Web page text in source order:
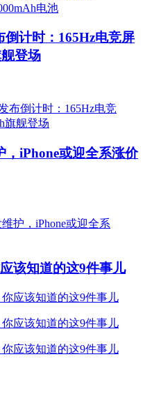
计时：165Hz电竞屏
登场
，iPhone或迎全系涨价
该知道的这9件事儿